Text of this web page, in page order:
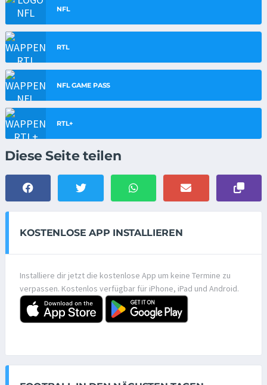
NFL
RTL
NFL GAME PASS
RTL+
Diese Seite teilen
KOSTENLOSE APP INSTALLIEREN
Installiere dir jetzt die kostenlose App um keine Termine zu
verpassen. Kostenlos verfügbar für iPhone, iPad und Android.